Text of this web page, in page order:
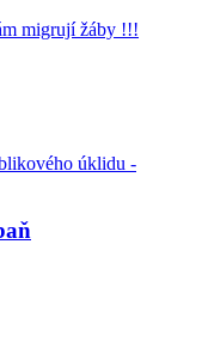
migrují žáby !!!
úklidu -